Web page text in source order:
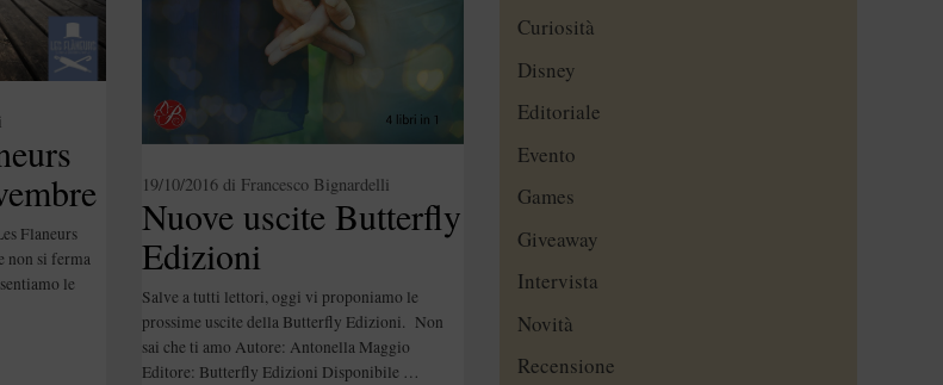
Flaneurs
non si ferma
le
Nuove uscite Butterfly
Edizioni
19/10/2016 di Francesco Bignardelli
Salve a tutti lettori, oggi vi proponiamo le
prossime uscite della Butterfly Edizioni. Non
sai che ti amo Autore: Antonella Maggio
Editore: Butterfly Edizioni Disponibile …
Curiosità
Disney
Editoriale
Evento
Games
Giveaway
Intervista
Novità
Recensione